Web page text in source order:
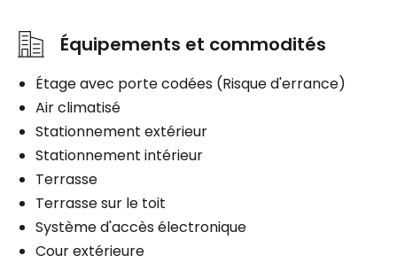
Équipements et commodités
Étage avec porte codées (Risque d'errance)
Air climatisé
Stationnement extérieur
Stationnement intérieur
Terrasse
Terrasse sur le toit
Système d'accès électronique
Cour extérieure